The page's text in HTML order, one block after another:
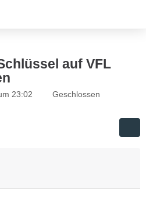
auf VFL
23:02
Geschlossen